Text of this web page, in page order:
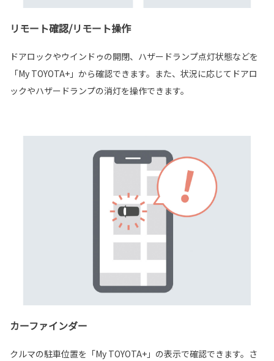
リモート確認/リモート操作
ドアロックやウインドゥの開閉、ハザードランプ点灯状態などを
「My TOYOTA+」から確認できます。また、状況に応じてドアロ
ックやハザードランプの消灯を操作できます。
カーファインダー
クルマの駐車位置を「My TOYOTA+」の表示で確認できます。さ